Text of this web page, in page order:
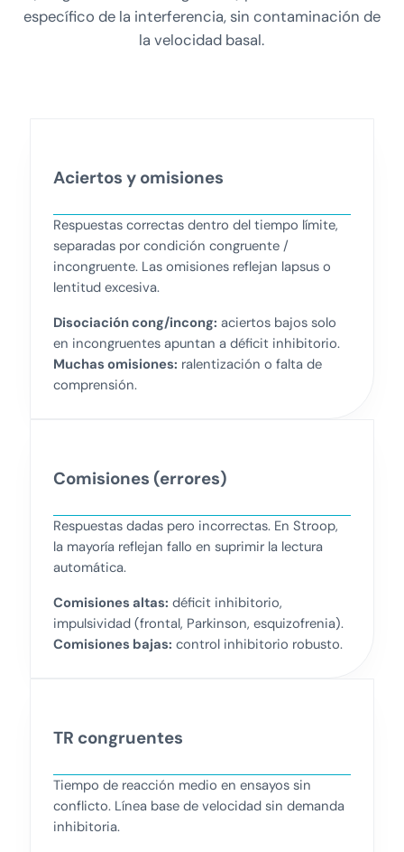
específico de la interferencia, sin contaminación de
la velocidad basal.
Aciertos y omisiones
Respuestas correctas dentro del tiempo límite,
separadas por condición congruente /
incongruente. Las omisiones reflejan lapsus o
lentitud excesiva.
Disociación cong/incong: aciertos bajos solo
en incongruentes apuntan a déficit inhibitorio.
Muchas omisiones: ralentización o falta de
comprensión.
Comisiones (errores)
Respuestas dadas pero incorrectas. En Stroop,
la mayoría reflejan fallo en suprimir la lectura
automática.
Comisiones altas: déficit inhibitorio,
impulsividad (frontal, Parkinson, esquizofrenia).
Comisiones bajas: control inhibitorio robusto.
TR congruentes
Tiempo de reacción medio en ensayos sin
conflicto. Línea base de velocidad sin demanda
inhibitoria.